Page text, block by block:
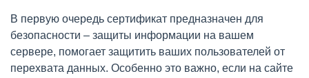
В первую очередь сертификат предназначен для
безопасности – защиты информации на вашем
сервере, помогает защитить ваших пользователей от
перехвата данных. Особенно это важно, если на сайте